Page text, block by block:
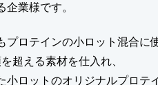
業様です。
プロテインの小ロット混合に
超える素材を仕入れ、
小ロットのオリジナルプロテ